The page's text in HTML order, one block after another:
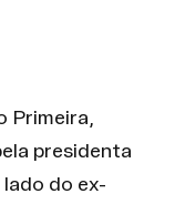
Primeira,
presidenta
lado do ex-